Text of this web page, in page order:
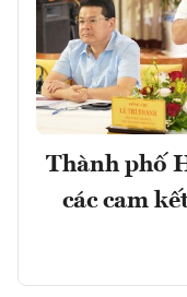
Thành phố
các cam